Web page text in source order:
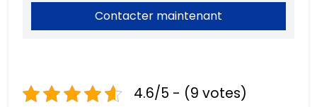
Contacter maintenant
4.6/5 - (9 votes)